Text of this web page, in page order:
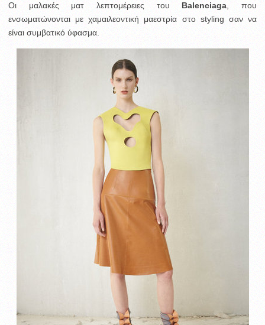
Οι μαλακές ματ λεπτομέρειες του Balenciaga , που
ενσωματώνονται με χαμαιλεοντική μαεστρία στο styling σαν να
είναι συμβατικό ύφασμα.